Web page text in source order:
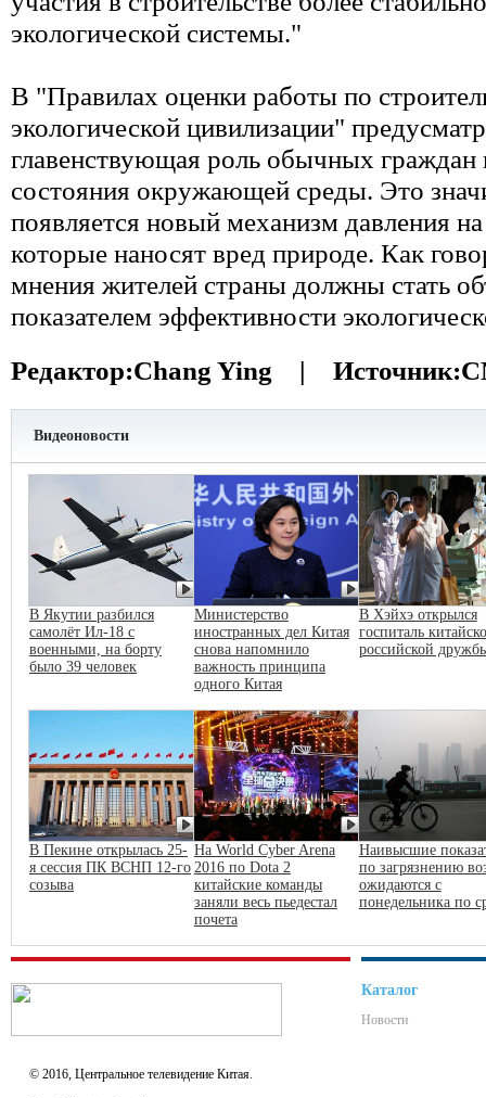
экологической системы."
В "Правилах оценки работы по
экологической цивилизации"
главенствующая роль обычных граждан
состояния окружающей среды. Это
появляется новый механизм давления
которые наносят вред природе. Как
мнения жителей страны должны стать
показателем эффективности
Редактор:Chang Ying | Источник:
Видеоновости
В Якутии разбился
самолёт Ил-18 с
военными, на борту
было 39 человек
Министерство
иностранных дел Китая
снова напомнило
важность принципа
одного Китая
В Хэйхэ открылся
госпиталь
российской
В Пекине открылась 25-
я сессия ПК ВСНП 12-го
созыва
На World Cyber Arena
2016 по Dota 2
китайские команды
заняли весь пьедестал
почета
Наивысшие
по загрязнению
ожидаются с
понедельника по
© 2016, Центральное телевидение Китая.
Каталог
Новости